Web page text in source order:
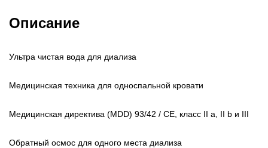
Описание
Ультра чистая вода для диализа
Медицинская техника для односпальной кровати
Медицинская директива (MDD) 93/42 / CE, класс II a, II b и III
Обратный осмос для одного места диализа